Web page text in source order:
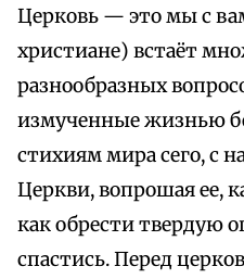
Церковь — это мы с
христиане) встаёт
разнообразных
измученные жизнью
стихиям мира сего, с
Церкви, вопрошая ее,
как обрести твердую
спастись. Перед